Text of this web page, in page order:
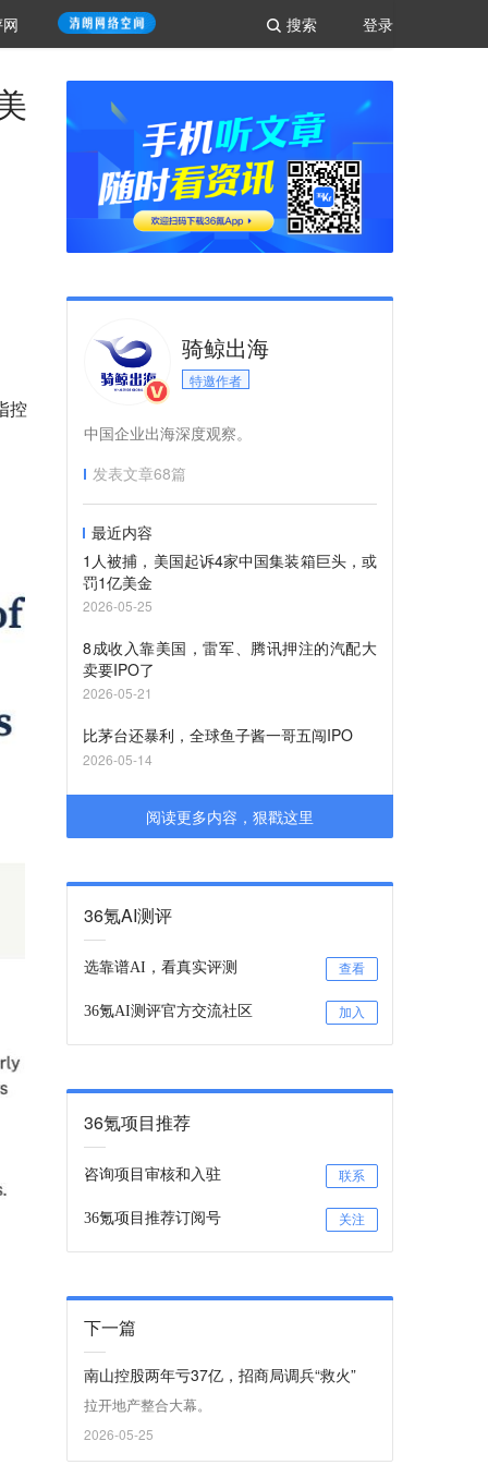
登录
搜索
控
骑鲸出海
特邀作者
中国企业出海深度观察。
发表文章68篇
最近内容
1人被捕，美国起诉4家中国集装箱巨头，或
罚1亿美金
2026-05-25
8成收入靠美国，雷军、腾讯押注的汽配大
卖要IPO了
2026-05-21
比茅台还暴利，全球鱼子酱一哥五闯IPO
2026-05-14
阅读更多内容，狠戳这里
36氪AI测评
选靠谱AI，看真实评测 查看
36氪AI测评官方交流社区 加入
36氪项目推荐
咨询项目审核和入驻 联系
36氪项目推荐订阅号 关注
下一篇
南山控股两年亏37亿，招商局调兵“救火”
拉开地产整合大幕。
2026-05-25